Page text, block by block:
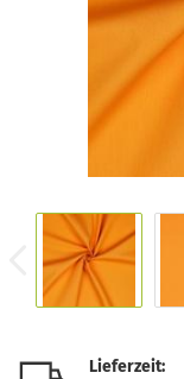
Lieferzeit: